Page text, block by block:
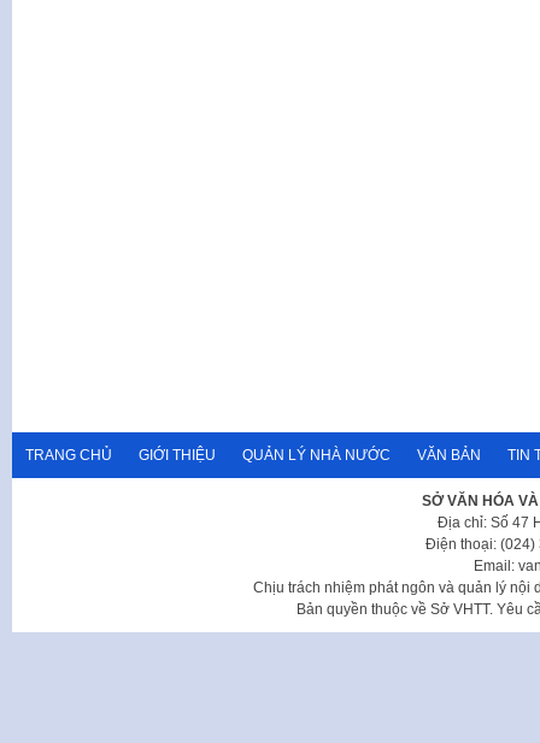
TRANG CHỦ GIỚI THIỆU QUẢN LÝ NHÀ NƯỚC VĂN BẢN TIN
SỞ VĂN HÓA
Địa chỉ: Số 47
Điện thoại: (024)
Email:
Chịu trách nhiệm phát ngôn và quản lý nội
Bản quyền thuộc về Sở VHTT. Yêu